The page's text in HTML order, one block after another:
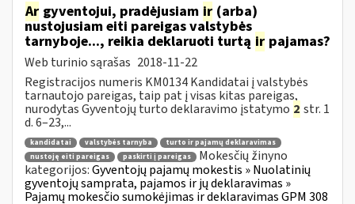
Ar gyventojui, pradėjusiam ir (arba)
nustojusiam eiti pareigas valstybės
tarnyboje..., reikia deklaruoti turtą ir pajamas?
Web turinio sąrašas 2018-11-22
Registracijos numeris KM0134 Kandidatai į valstybės
tarnautojo pareigas, taip pat į visas kitas pareigas,
nurodytas Gyventojų turto deklaravimo įstatymo 2 str. 1
d. 6–23,...
kandidatai valstybės tarnyba
turto ir pajamų deklaravimas
nustoję eiti pareigas
paskirti į pareigas
Mokesčių žinyno
kategorijos:Gyventojų pajamų mokestis » Nuolatinių
gyventojų samprata, pajamos ir jų deklaravimas »
Pajamų mokesčio sumokėjimas ir deklaravimas GPM 308